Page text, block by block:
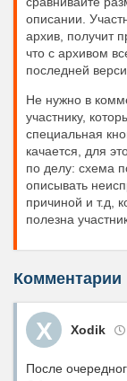
описании.
архив, получит
что с архивом
последней
Не нужно в
участнику,
специальная
качается, для
по делу: схема
описывать
причиной и т.д,
полезна
Комментарии
X Xodik
После